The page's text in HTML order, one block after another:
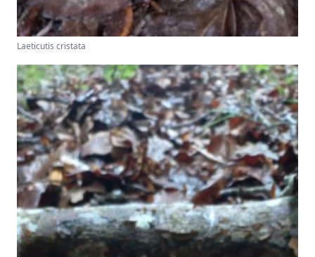
Laeticutis cristata